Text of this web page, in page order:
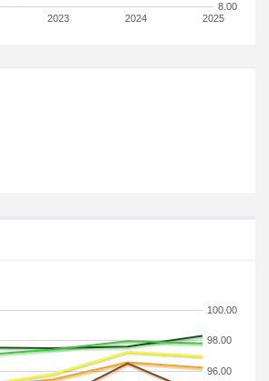
2023 2024 2025
8.00
96.00
98.00
100.00